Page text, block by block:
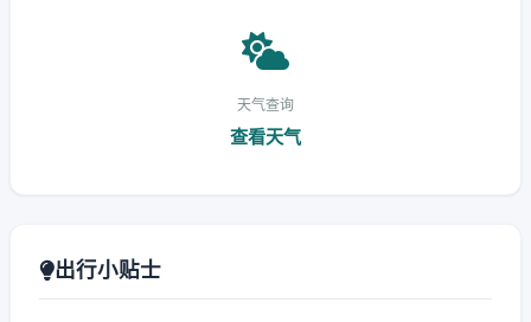
天气查询
查看天气
出行小贴士